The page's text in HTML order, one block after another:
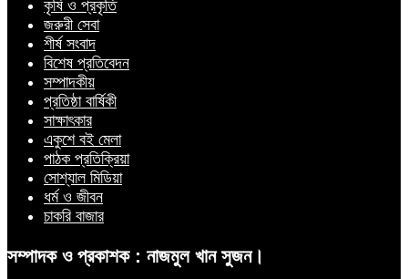
কৃষি ও প্রকৃতি
জরুরী সেবা
শীর্ষ সংবাদ
বিশেষ প্রতিবেদন
সম্পাদকীয়
প্রতিষ্ঠা বার্ষিকী
সাক্ষাৎকার
একুশে বই মেলা
পাঠক প্রতিক্রিয়া
সোশ্যাল মিডিয়া
ধর্ম ও জীবন
চাকরি বাজার
সম্পাদক ও প্রকাশক : নাজমুল খান সুজন।